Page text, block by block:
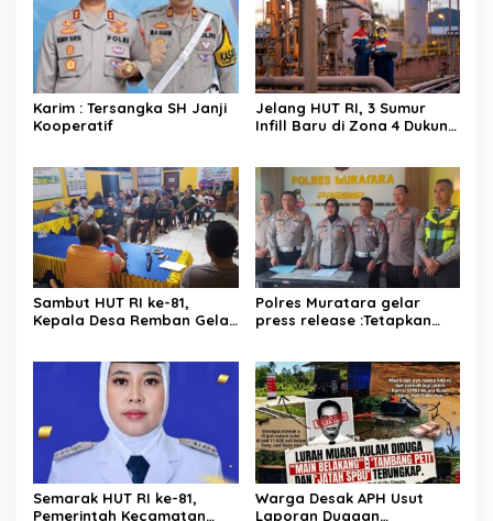
Karim : Tersangka SH Janji
Kooperatif
Jelang HUT RI, 3 Sumur
Infill Baru di Zona 4 Dukung
Sambut HUT RI ke-81,
Kepala Desa Remban Gelar
Polres Muratara gelar
press release :Tetapkan
Maut antara Bus ALS dan
Tangki BBM Tewaskan 19
Orang
Semarak HUT RI ke-81,
Pemerintah Kecamatan
Warga Desak APH Usut
Laporan Dugaan